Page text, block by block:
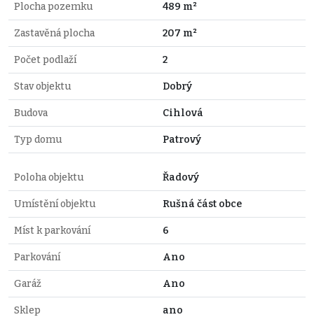
Plocha pozemku 489 m²
Zastavěná plocha 207 m²
Počet podlaží 2
Stav objektu Dobrý
Budova Cihlová
Typ domu Patrový
Poloha objektu Řadový
Umístění objektu Rušná část obce
Míst k parkování 6
Parkování Ano
Garáž Ano
Sklep ano